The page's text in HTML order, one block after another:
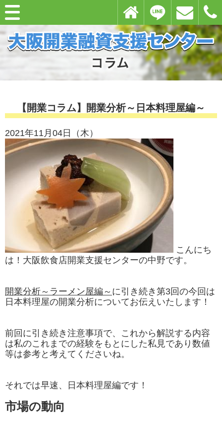
【開業コラム】開業分析～日本料理屋編～
2021年11月04日（木）
こんにち
は！大阪飲食店開業支援センターの中野です。
開業分析～ラーメン屋編～ に引き続き第3回の今回は
日本料理屋の開業分析についてお伝えいたします！
前回に引き続き注意事項で、これから解説する内容
は私のこれまでの経験をもとにした私見であり数値
等は参考と考えてくださいね。
それでは早速、日本料理屋編です！
市場の動向